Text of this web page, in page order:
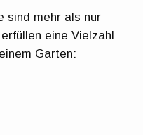
sind mehr als nur
eine Vielzahl
Garten: